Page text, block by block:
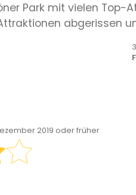
Park mit vielen
abgerissen
2019 oder früher